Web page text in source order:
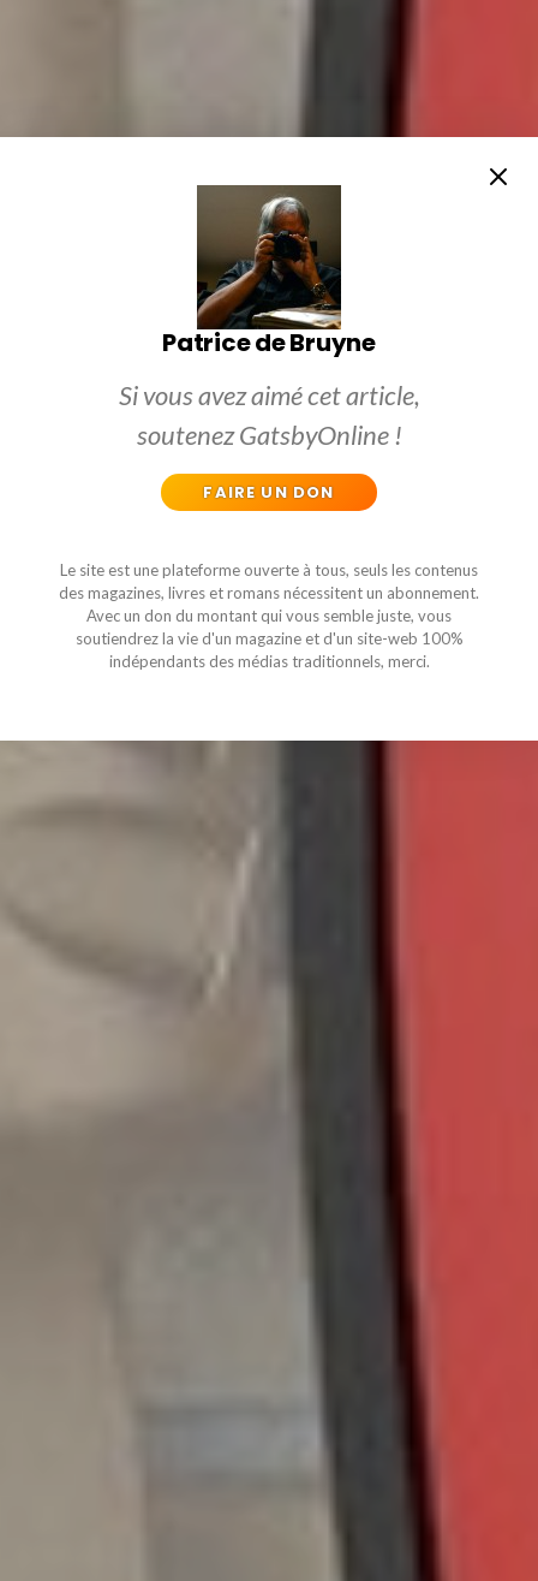
Patrice de Bruyne
Si vous avez aimé cet article,
soutenez GatsbyOnline !
FAIRE UN DON
Le site est une plateforme ouverte à tous, seuls les contenus
des magazines, livres et romans nécessitent un abonnement.
Avec un don du montant qui vous semble juste, vous
soutiendrez la vie d'un magazine et d'un site-web 100%
indépendants des médias traditionnels, merci.